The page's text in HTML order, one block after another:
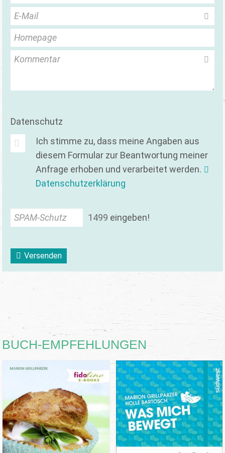
E-Mail
Homepage
Kommentar
Datenschutz
Ich stimme zu, dass meine Angaben aus
diesem Formular zur Beantwortung meiner
Anfrage erhoben und verarbeitet werden.
Datenschutzerklärung
SPAM-Schutz 1499 eingeben!
Versenden
BUCH-EMPFEHLUNGEN